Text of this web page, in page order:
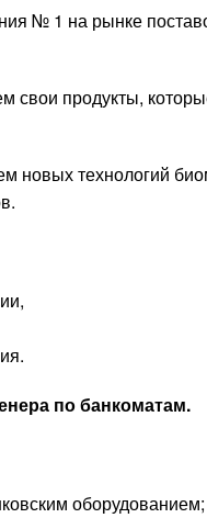
№ 1 на рынке
свои продукты,
технологий
по банкоматам.
оборудованием;